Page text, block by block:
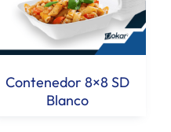
Contenedor 8×8 SD
Blanco